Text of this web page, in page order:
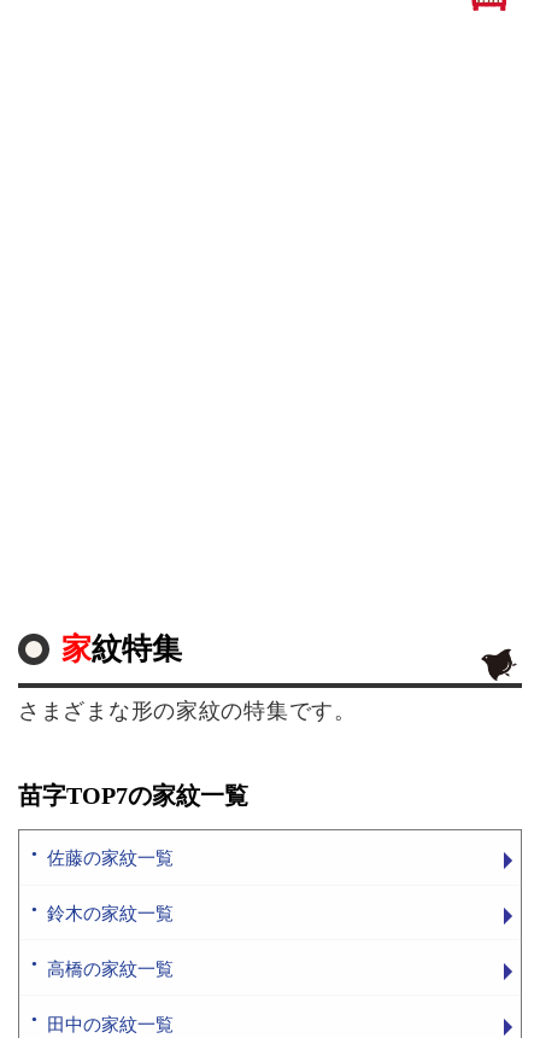
家紋特集
さまざまな形の家紋の特集です。
苗字TOP7の家紋一覧
佐藤の家紋一覧
鈴木の家紋一覧
高橋の家紋一覧
田中の家紋一覧